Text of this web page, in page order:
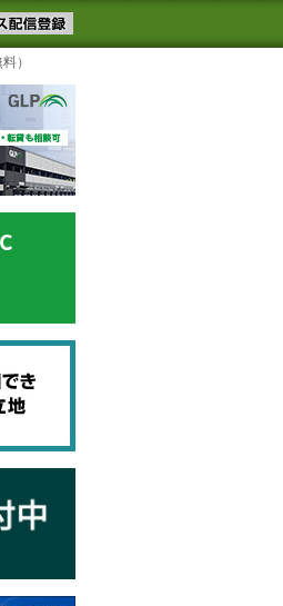
ニュースメール配信を登録す
マ
）